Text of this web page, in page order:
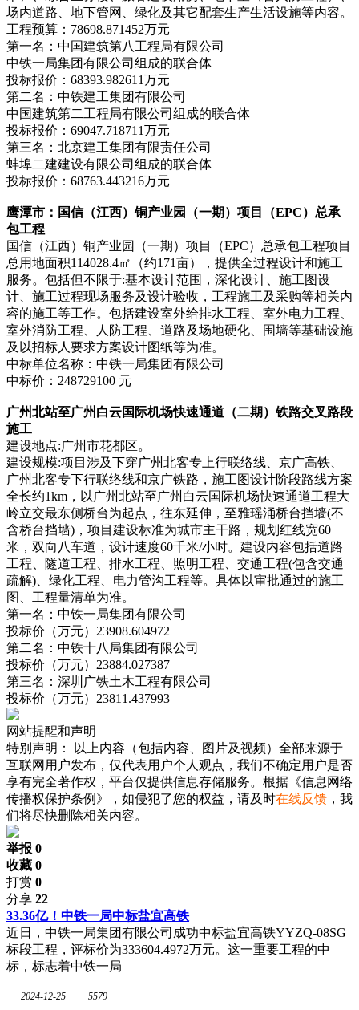
场内道路、地下管网、绿化及其它配套生产生活设施等内容。
工程预算：78698.871452万元
第一名：中国建筑第八工程局有限公司
中铁一局集团有限公司组成的联合体
投标报价：68393.982611万元
第二名：中铁建工集团有限公司
中国建筑第二工程局有限公司组成的联合体
投标报价：69047.718711万元
第三名：北京建工集团有限责任公司
蚌埠二建建设有限公司组成的联合体
投标报价：68763.443216万元
鹰潭市：国信（江西）铜产业园（一期）项目（EPC）总承
包工程
国信（江西）铜产业园（一期）项目（EPC）总承包工程项目
总用地面积114028.4㎡（约171亩），提供全过程设计和施工
服务。包括但不限于:基本设计范围，深化设计、施工图设
计、施工过程现场服务及设计验收，工程施工及采购等相关内
容的施工等工作。包括建设室外给排水工程、室外电力工程、
室外消防工程、人防工程、道路及场地硬化、围墙等基础设施
及以招标人要求方案设计图纸等为准。
中标单位名称：中铁一局集团有限公司
中标价：248729100 元
广州北站至广州白云国际机场快速通道（二期）铁路交叉路段
施工
建设地点:广州市花都区。
建设规模:项目涉及下穿广州北客专上行联络线、京广高铁、
广州北客专下行联络线和京广铁路，施工图设计阶段路线方案
全长约1km，以广州北站至广州白云国际机场快速通道工程大
岭立交最东侧桥台为起点，往东延伸，至雅瑶涌桥台挡墙(不
含桥台挡墙)，项目建设标准为城市主干路，规划红线宽60
米，双向八车道，设计速度60千米/小时。建设内容包括道路
工程、隧道工程、排水工程、照明工程、交通工程(包含交通
疏解)、绿化工程、电力管沟工程等。具体以审批通过的施工
图、工程量清单为准。
第一名：中铁一局集团有限公司
投标价（万元）23908.604972
第二名：中铁十八局集团有限公司
投标价（万元）23884.027387
第三名：深圳广铁土木工程有限公司
投标价（万元）23811.437993
网站提醒和声明
特别声明：
以上内容（包括内容、图片及视频）全部来源于
互联网用户发布，仅代表用户个人观点，我们不确定用户是否
享有完全著作权，平台仅提供信息存储服务。根据《信息网络
传播权保护条例》，如侵犯了您的权益，请及时在线反馈 ，我
们将尽快删除相关内容。
举报 0
收藏 0
打赏 0
分享 22
33.36亿！中铁一局中标盐宜高铁
近日，中铁一局集团有限公司成功中标盐宜高铁YYZQ-08SG
标段工程，评标价为333604.4972万元。这一重要工程的中
标，标志着中铁一局
2024-12-25 5579